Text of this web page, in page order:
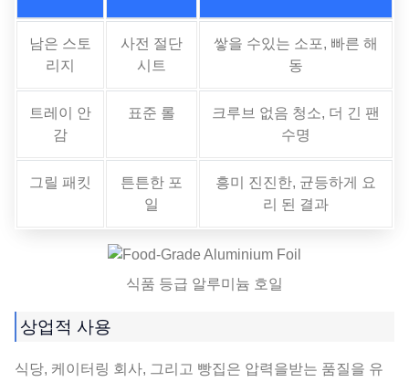
남은 스토
리지
사전 절단
시트
쌓을 수있는 소포, 빠른 해
동
트레이 안
감
표준 롤
크루브 없음 청소, 더 긴 팬
수명
그릴 패킷
튼튼한 포
일
흥미 진진한, 균등하게 요
리 된 결과
식품 등급 알루미늄 호일
상업적 사용
식당, 케이터링 회사, 그리고 빵집은 압력을받는 품질을 유